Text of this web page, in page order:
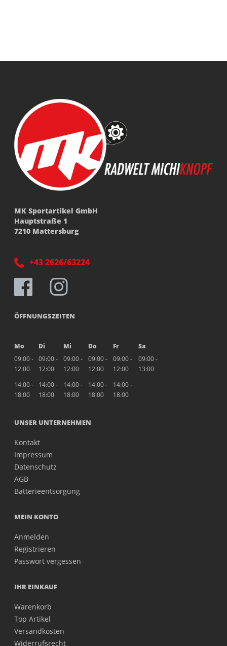
MK Sportartikel GmbH
Hauptstraße 1
7210 Mattersburg
+43 2626/63224
ÖFFNUNGSZEITEN
Mo Di Mi Do Fr
Sa
09:00 -
12:00
09:00 -
12:00
09:00 -
12:00
09:00 -
12:00
09:00 -
12:00
09:00 -
13:00
14:00 -
18:00
14:00 -
18:00
14:00 -
18:00
14:00 -
18:00
14:00 -
18:00
UNSER UNTERNEHMEN
Kontakt
Impressum
Datenschutz
AGB
Batterieentsorgung
MEIN KONTO
Anmelden
Registrieren
Passwort vergessen
IHR EINKAUF
Warenkorb
Top Artikel
Versandkosten
Widerrufsrecht